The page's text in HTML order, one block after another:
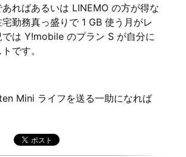
ればあるいは LINEMO の方が得な
勤務真っ盛りで 1 GB 使う月がレ
では Y!mobile のプラン S が自分に
です。
Mini ライフを送る一助になれば